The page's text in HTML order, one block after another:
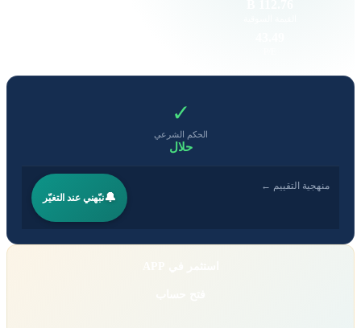
✓
الحكم الشرعي
حلال
منهجية التقييم ←
🔔نبّهني عند التغيّر